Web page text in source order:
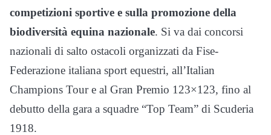
competizioni sportive e sulla promozione della
biodiversità equina nazionale. Si va dai concorsi
nazionali di salto ostacoli organizzati da Fise-
Federazione italiana sport equestri, all’Italian
Champions Tour e al Gran Premio 123×123, fino al
debutto della gara a squadre “Top Team” di Scuderia
1918.